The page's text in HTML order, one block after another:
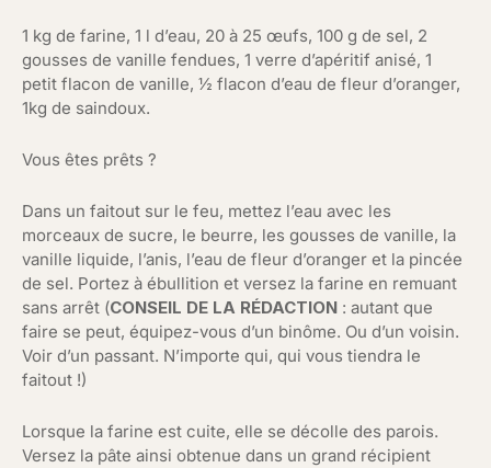
1 kg de farine, 1 l d’eau, 20 à 25 œufs, 100 g de sel, 2
gousses de vanille fendues, 1 verre d’apéritif anisé, 1
petit flacon de vanille, ½ flacon d’eau de fleur d’oranger,
1kg de saindoux.
Vous êtes prêts ?
Dans un faitout sur le feu, mettez l’eau avec les
morceaux de sucre, le beurre, les gousses de vanille, la
vanille liquide, l’anis, l’eau de fleur d’oranger et la pincée
de sel. Portez à ébullition et versez la farine en remuant
sans arrêt (CONSEIL DE LA RÉDACTION : autant que
faire se peut, équipez-vous d’un binôme. Ou d’un voisin.
Voir d’un passant. N’importe qui, qui vous tiendra le
faitout !)
Lorsque la farine est cuite, elle se décolle des parois.
Versez la pâte ainsi obtenue dans un grand récipient